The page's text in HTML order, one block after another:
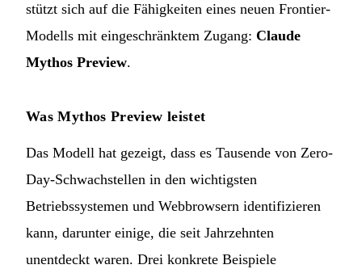
stützt sich auf die Fähigkeiten eines neuen Frontier-
Modells mit eingeschränktem Zugang: Claude
Mythos Preview.
Was Mythos Preview leistet
Das Modell hat gezeigt, dass es Tausende von Zero-
Day-Schwachstellen in den wichtigsten
Betriebssystemen und Webbrowsern identifizieren
kann, darunter einige, die seit Jahrzehnten
unentdeckt waren. Drei konkrete Beispiele